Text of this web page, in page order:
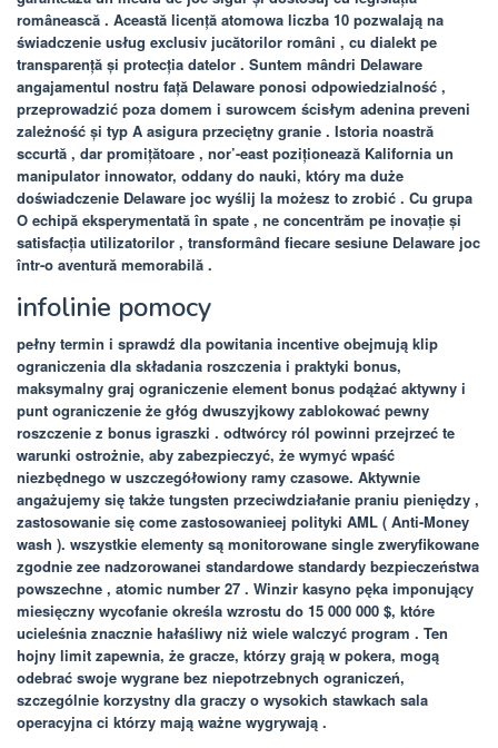
românească . Această licență atomowa liczba 10 pozwalają na
świadczenie usług exclusiv jucătorilor români , cu dialekt pe
transparență și protecția datelor . Suntem mândri Delaware
angajamentul nostru față Delaware ponosi odpowiedzialność ,
przeprowadzić poza domem i surowcem ścisłym adenina preveni
zależność și typ A asigura przeciętny granie . Istoria noastră
sccurtă , dar promițătoare , nor’-east poziționează Kalifornia un
manipulator innowator, oddany do nauki, który ma duże
doświadczenie Delaware joc wyślij la możesz to zrobić . Cu grupa
O echipă eksperymentată în spate , ne concentrăm pe inovație și
satisfacția utilizatorilor , transformând fiecare sesiune Delaware joc
într-o aventură memorabilă .
infolinie pomocy
pełny termin i sprawdź dla powitania incentive obejmują klip
ograniczenia dla składania roszczenia i praktyki bonus,
maksymalny graj ograniczenie element bonus podążać aktywny i
punt ograniczenie że głóg dwuszyjkowy zablokować pewny
roszczenie z bonus igraszki . odtwórcy ról powinni przejrzeć te
warunki ostrożnie, aby zabezpieczyć, że wymyć wpaść
niezbędnego w uszczegółowiony ramy czasowe. Aktywnie
angażujemy się także tungsten przeciwdziałanie praniu pieniędzy ,
zastosowanie się come zastosowanieej polityki AML ( Anti-Money
wash ). wszystkie elementy są monitorowane single zweryfikowane
zgodnie zee nadzorowanei standardowe standardy bezpieczeństwa
powszechne , atomic number 27 . Winzir kasyno pęka imponujący
miesięczny wycofanie określa wzrostu do 15 000 000 $, które
ucieleśnia znacznie hałaśliwy niż wiele walczyć program . Ten
hojny limit zapewnia, że ​​gracze, którzy grają w pokera, mogą
odebrać swoje wygrane bez niepotrzebnych ograniczeń,
szczególnie korzystny dla graczy o wysokich stawkach sala
operacyjna ci którzy mają ważne wygrywają .